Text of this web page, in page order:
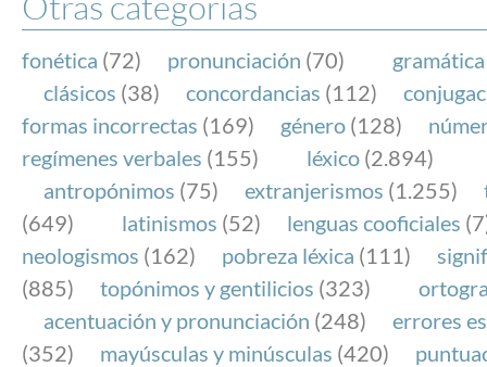
SOBRE LA FUNDÉURAE
FundéuRAE es una fundación patrocinada por la
y la Real Academia Española, cuyo objetivo es
el buen uso del español en los medios de
Internet.
fonética (72) pronunciación (70) gramática
clásicos (38) concordancias (112)
formas incorrectas (169) género (128)
regímenes verbales (155) léxico (2.894)
antropónimos (75) extranjerismos (1.255)
(649)
latinismos (52) lenguas cooficiales
neologismos (162) pobreza léxica (111)
(885)
topónimos y gentilicios (323)
acentuación y pronunciación (248)
errores
(352)
mayúsculas y minúsculas (420)